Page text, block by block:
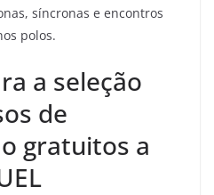
síncronas e encontros
polos.
a seleção
de
gratuitos a